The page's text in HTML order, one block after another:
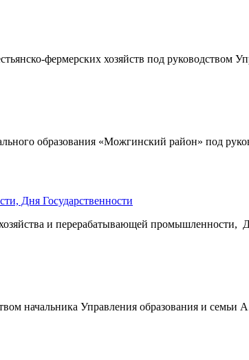
фермерских хозяйств под руководством
образования «Можгинский район» под
Дня Государственности
и перерабатывающей промышленности,
начальника Управления образования и семьи